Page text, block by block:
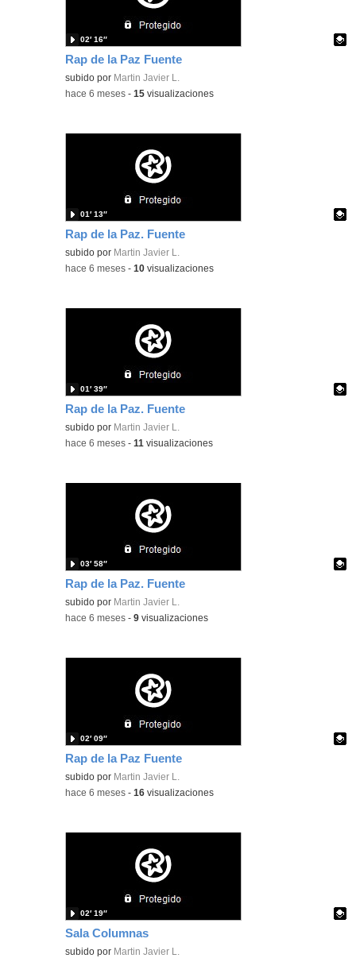
Rap de la Paz Fuente
Contenido educativo.
subido por Martin Javier L.
02′ 16″
-hace 6 meses -15 visualizaciones
Rap de la Paz. Fuente
Contenido educativo.
subido por Martin Javier L.
01′ 13″
-hace 6 meses -10 visualizaciones
Rap de la Paz. Fuente
Contenido educativo.
subido por Martin Javier L.
01′ 39″
-hace 6 meses -11 visualizaciones
Rap de la Paz. Fuente
Contenido educativo.
subido por Martin Javier L.
03′ 58″
-hace 6 meses -9 visualizaciones
Rap de la Paz Fuente
Contenido educativo.
subido por Martin Javier L.
02′ 09″
-hace 6 meses -16 visualizaciones
Sala Columnas
Contenido educativo.
subido por Martin Javier L.
02′ 19″